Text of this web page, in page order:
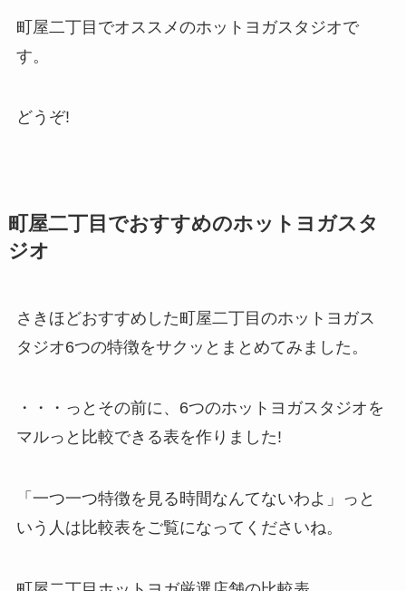
町屋二丁目でオススメのホットヨガスタジオで
す。
どうぞ!
町屋二丁目でおすすめのホットヨガスタ
ジオ
さきほどおすすめした町屋二丁目のホットヨガス
タジオ6つの特徴をサクッとまとめてみました。
・・・っとその前に、6つのホットヨガスタジオを
マルっと比較できる表を作りました!
「一つ一つ特徴を見る時間なんてないわよ」っと
いう人は比較表をご覧になってくださいね。